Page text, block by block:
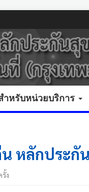
ำหรับหน่วยบริการ
หลักประ
ง